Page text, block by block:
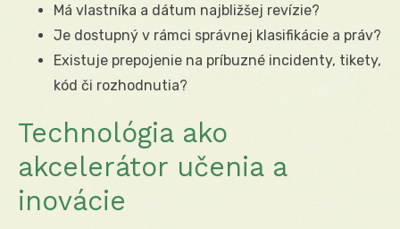
Má vlastníka a dátum najbližšej revízie?
Je dostupný v rámci správnej klasifikácie a práv?
Existuje prepojenie na príbuzné incidenty, tikety,
kód či rozhodnutia?
Technológia ako
akcelerátor učenia a
inovácie